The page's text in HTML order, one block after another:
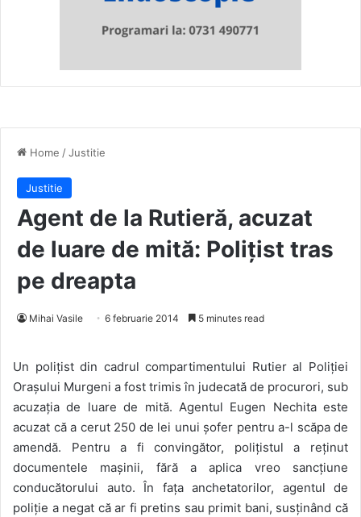
Home /Justitie
Justitie
Agent de la Rutieră, acuzat
de luare de mită: Polițist tras
pe dreapta
Mihai Vasile 6 februarie 2014 5 minutes read
Un polițist din cadrul compartimentului Rutier al Poliției
Orașului Murgeni a fost trimis în judecată de procurori, sub
acuzația de luare de mită. Agentul Eugen Nechita este
acuzat că a cerut 250 de lei unui șofer pentru a-l scăpa de
amendă. Pentru a fi convingător, polițistul a reținut
documentele mașinii, fără a aplica vreo sancțiune
conducătorului auto. În fața anchetatorilor, agentul de
poliție a negat că ar fi pretins sau primit bani, susținând că